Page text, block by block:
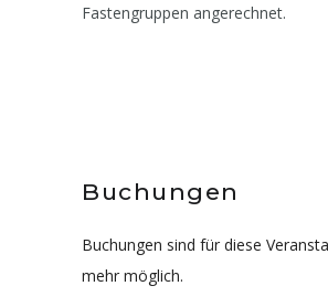
Fastengruppen angerechnet.
Buchungen
Buchungen sind für diese
mehr möglich.